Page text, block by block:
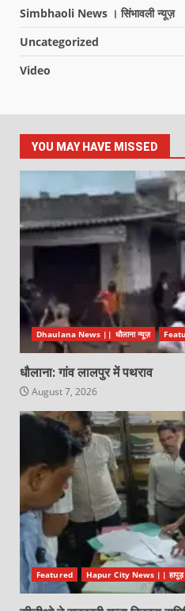
Simbhaoli News । सिंभावली न्यूज़
Uncategorized
Video
YOU MAY HAVE MISSED
Dhaulana News || धौलाना न्यूज़
धौलाना: गांव लालपुर में पथराव
August 7, 2026
Featured Hapur City News || हापुड़